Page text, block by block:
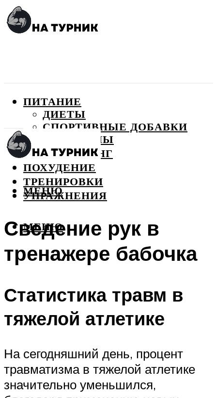
ПИТАНИЕ
ДИЕТЫ
СПОРТИВНЫЕ ДОБАВКИ
ВИТАМИНЫ
БОДИБИЛДИНГ
ПОХУДЕНИЕ
ТРЕНИРОВКИ
УПРАЖНЕНИЯ
МЕНЮ
МЕНЮ
Сведение рук в
тренажере бабочка
Статистика травм в
тяжелой атлетике
На сегодняшний день, процент
травматизма в тяжелой атлетике
значительно уменьшился,